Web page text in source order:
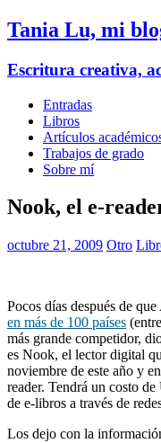
Tania Lu, mi
Escritura creativa,
Entradas
Libros
Artículos
Trabajos de grado
Sobre mí
Nook, el e-
octubre 21, 2009 Otro
Pocos días después de
en más de 100 países
más grande competidor,
es Nook, el lector digital
noviembre de este año y
reader. Tendrá un costo
de e-libros a través de
Los dejo con la